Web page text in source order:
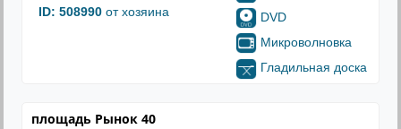
ID: 508990 от хозяина
DVD
Микроволновка
Гладильная доска
площадь Рынок 40